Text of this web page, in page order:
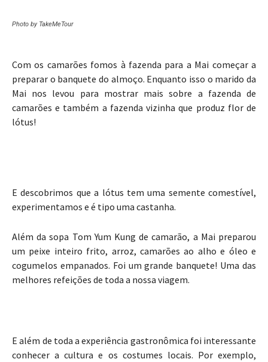
Photo by TakeMeTour
Com os camarões fomos à fazenda para a Mai começar a
preparar o banquete do almoço. Enquanto isso o marido da
Mai nos levou para mostrar mais sobre a fazenda de
camarões e também a fazenda vizinha que produz flor de
lótus!
E descobrimos que a lótus tem uma semente comestível,
experimentamos e é tipo uma castanha.
Além da sopa Tom Yum Kung de camarão, a Mai preparou
um peixe inteiro frito, arroz, camarões ao alho e óleo e
cogumelos empanados. Foi um grande banquete! Uma das
melhores refeições de toda a nossa viagem.
E além de toda a experiência gastronômica foi interessante
conhecer a cultura e os costumes locais. Por exemplo,